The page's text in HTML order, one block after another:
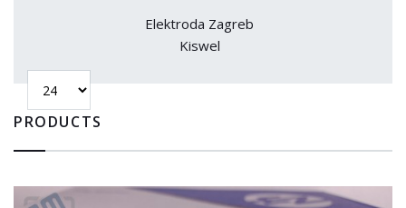
Elektroda Zagreb
Kiswel
PRODUCTS